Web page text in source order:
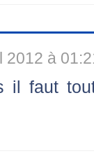
2012 à
il faut